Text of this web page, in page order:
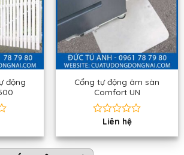
động
Cổng tự động âm sàn
Comfort UN
Được
hạng
0
Liên hệ